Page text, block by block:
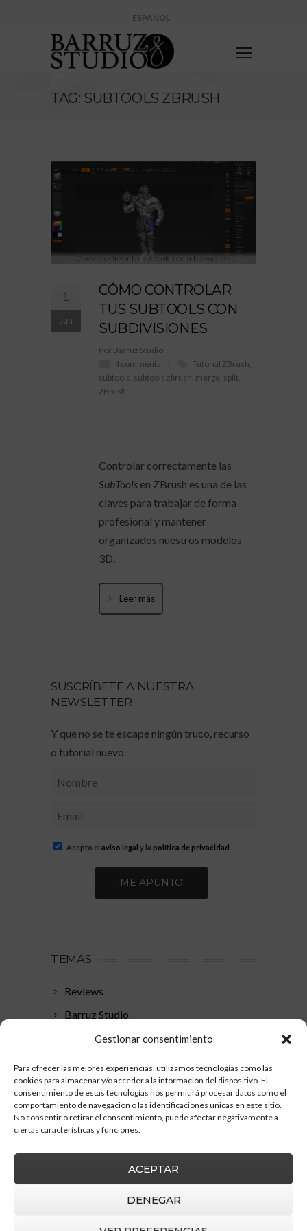
Gestionar consentimiento
Para ofrecer las mejores experiencias, utilizamos tecnologías como las
cookies para almacenar y/o acceder a la información del dispositivo. El
consentimiento de estas tecnologías nos permitirá procesar datos como el
comportamiento de navegación o las identificaciones únicas en este sitio.
No consentir o retirar el consentimiento, puede afectar negativamente a
ciertas características y funciones.
ACEPTAR
DENEGAR
ESPAÑOL
TAG: SUBTOOLS ZBRUSH
1
Jun
CÓMO CONTROLAR
TUS SUBTOOLS CON
SUBDIVISIONES
Por Barruz Studio
4 comments
Tutorial ZBrush
subtools subtools zbrush merge split
ZBrush
Controlar correctamente las
SubTools en ZBrush es una de las
claves para trabajar de forma
profesional y mantener
organizados nuestros modelos
3D.
Leer más
SUSCRÍBETE A NUESTRA
NEWSLETTER
Y que no se te escape ningún truco, recurso
o tutorial nuevo.
Acepto el aviso legal y la política de privacidad
TEMAS
Reviews
Barruz Studio
Eventos
Básicos ZBrush
Recursos